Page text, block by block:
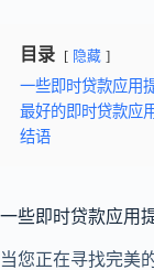
目录 隐藏
一些即时贷款应用
最好的即时贷款应
结语
一些即时贷款应用
当您正在寻找完美